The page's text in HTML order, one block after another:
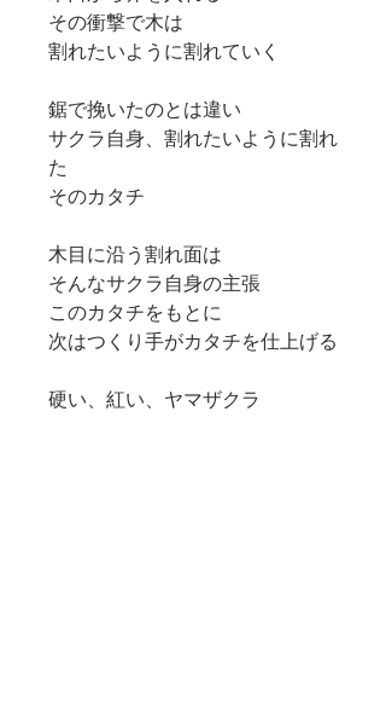
その衝撃で木は
割れたいように割れていく
鋸で挽いたのとは違い
サクラ自身、割れたいように割れ
た
そのカタチ
木目に沿う割れ面は
そんなサクラ自身の主張
このカタチをもとに
次はつくり手がカタチを仕上げる
硬い、紅い、ヤマザクラ